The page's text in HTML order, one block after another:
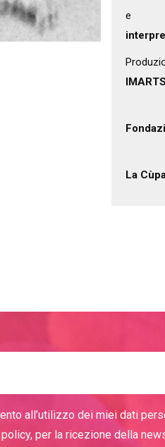
e
IMARTS
La
all’utilizzo dei miei dati
per la ricezione della